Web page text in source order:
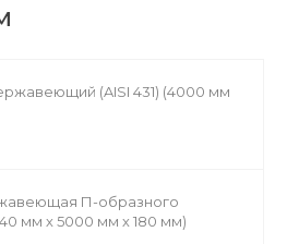
(AISI 431) (4000 мм
П-образного
мм х 5000 мм х 180 мм)